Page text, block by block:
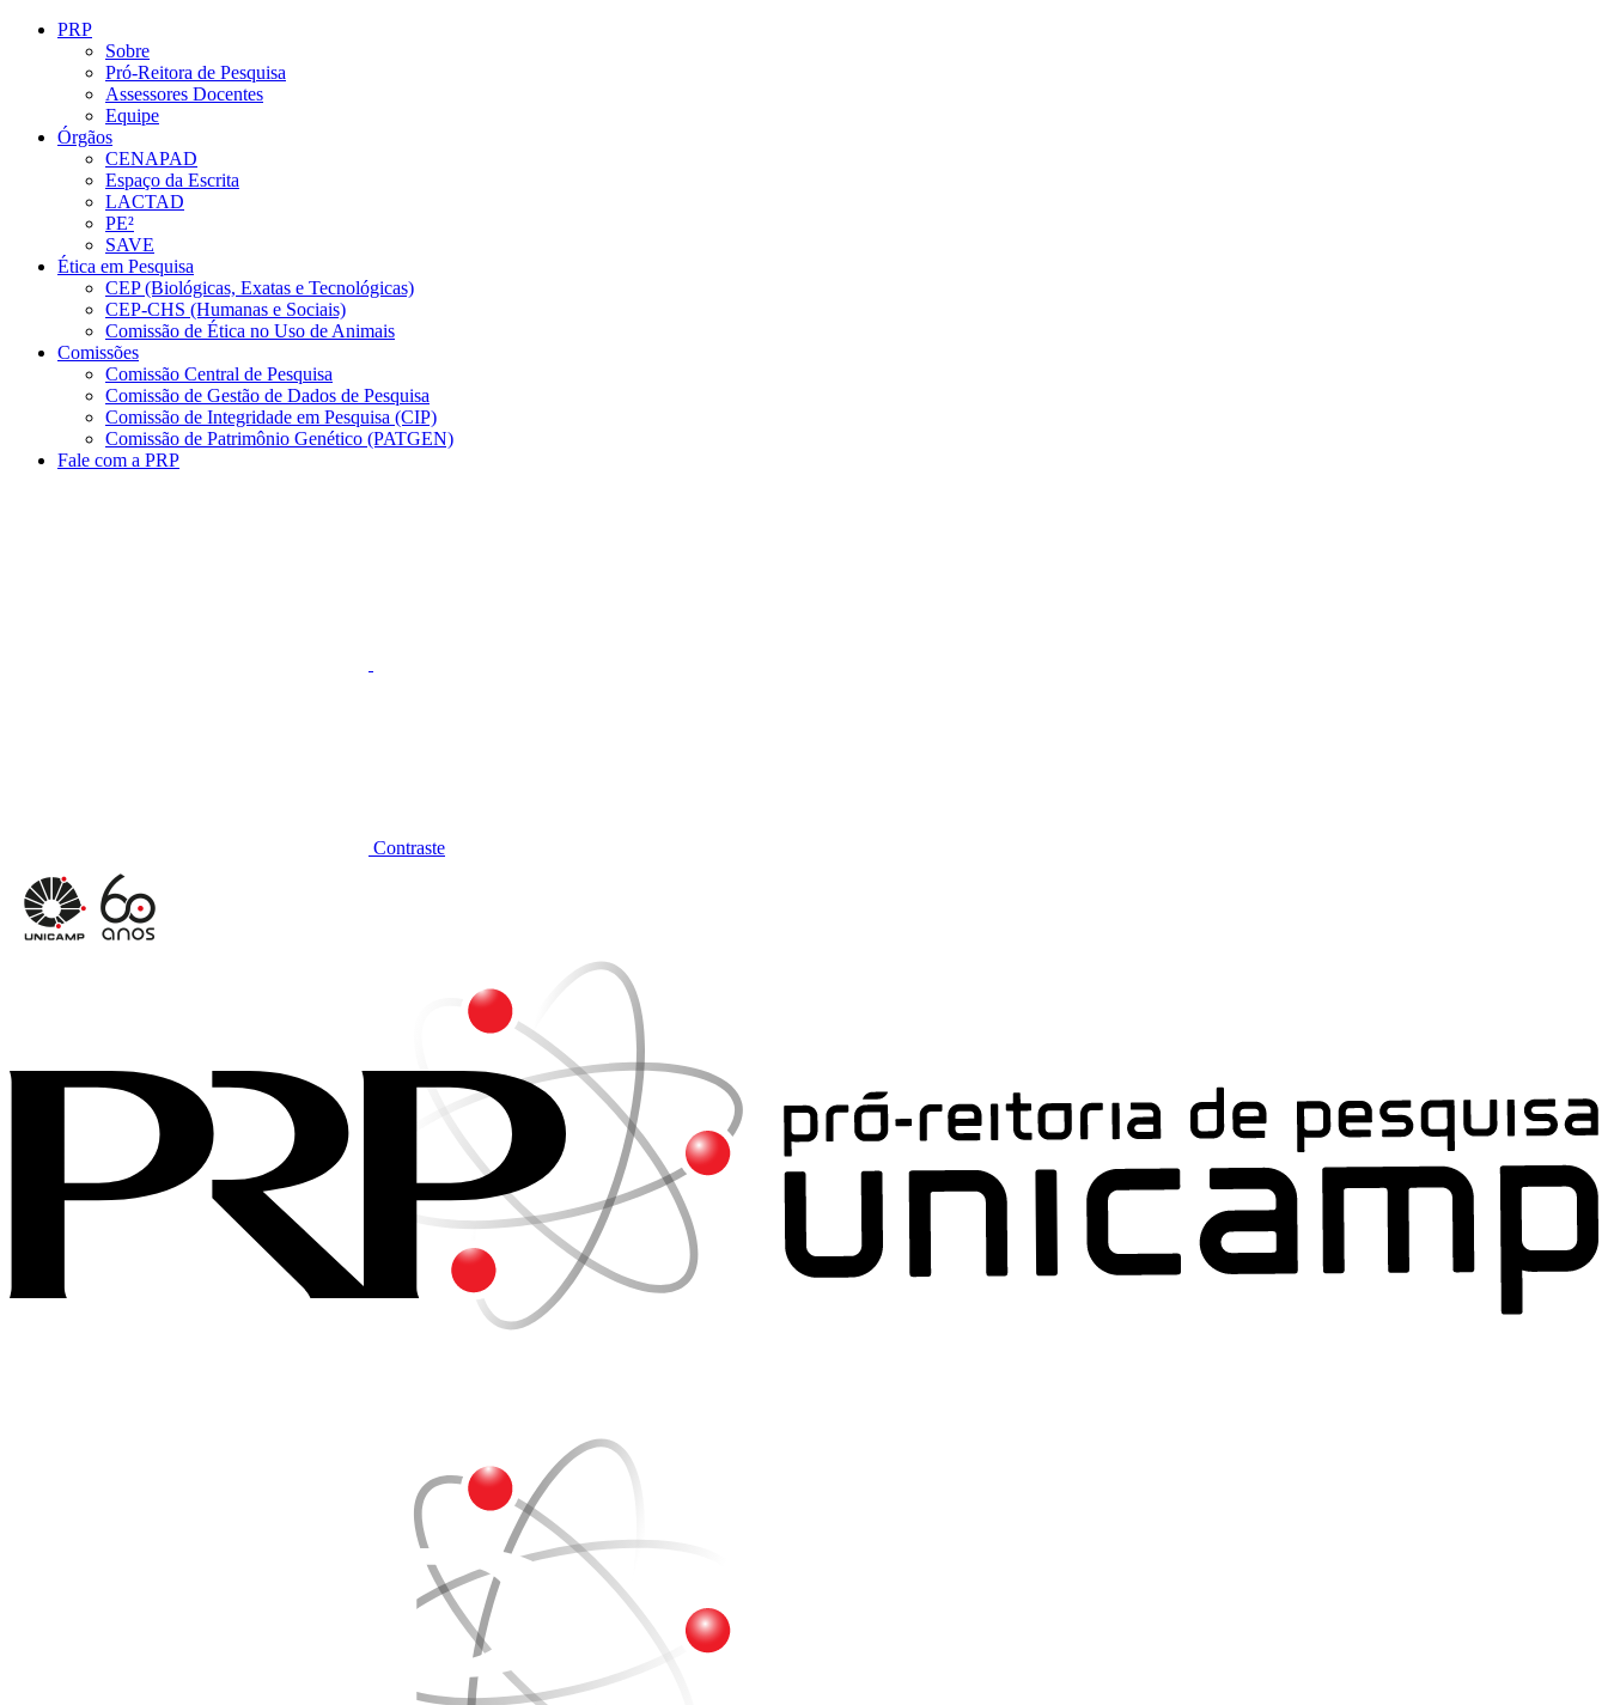
Conteúdo principal
PRP
Sobre
Pró-Reitora de Pesquisa
Assessores Docentes
Equipe
Órgãos
CENAPAD
Espaço da Escrita
LACTAD
PE²
SAVE
Ética em Pesquisa
CEP (Biológicas, Exatas e Tecnológicas)
CEP-CHS (Humanas e Sociais)
Comissão de Ética no Uso de Animais
Comissões
Comissão Central de Pesquisa
Comissão de Gestão de Dados de Pesquisa
Comissão de Integridade em Pesquisa (CIP)
Comissão de Patrimônio Genético (PATGEN)
Fale com a PRP
Contraste